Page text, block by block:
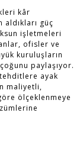
kâr
güç
işletmeleri
ofisler ve
kuruluşların
paylaşıyor.
ayak
maliyetli,
ölçeklenmeye